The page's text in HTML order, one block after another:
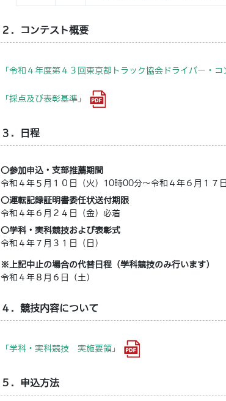
２．コンテスト概要
「令和４年度第４３回東京都トラック協会ドライバー・コ
「採点及び表彰基準」
３．日程
○参加申込・支部推薦期間
令和４年５月１０日（火）10時00分～令和４年６月１７
○運転記録証明書委任状送付期限
令和４年６月２４日（金）必着
○学科・実科競技および表彰式
令和４年７月３１日（日）
※上記中止の場合の代替日程（学科競技のみ行います）
令和４年８月６日（土）
４．競技内容について
「学科・実科競技 実施要領」
５．申込方法